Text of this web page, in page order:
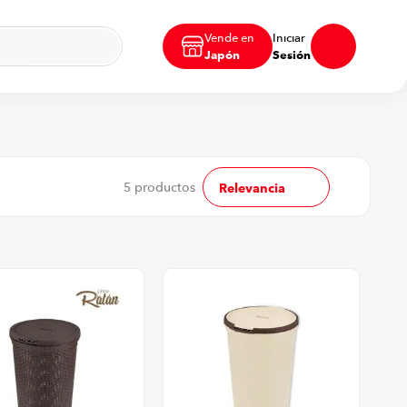
Vende en
Japón
Iniciar
Sesión
5 productos Relevancia